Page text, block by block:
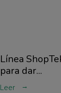
Línea
para dar...
Leer